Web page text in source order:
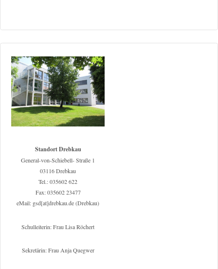
Standort Drebkau
General-von-Schiebell- Straße 1
03116 Drebkau
Tel.: 035602 622
Fax: 035602 23477
eMail: gsd[at]drebkau.de (Drebkau)
Schulleiterin: Frau Lisa Röchert
Sekretärin: Frau Anja Quegwer